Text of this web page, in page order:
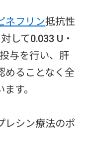
ネフリン抵抗性
して0.033 U・
与を行い、肝
めることなく全
す。
レシン療法のポ